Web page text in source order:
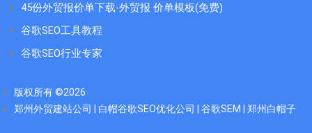
45份外贸报价单下载-外贸报 价单模板(免费)
谷歌SEO工具教程
谷歌SEO行业专家
版权所有 ©2026
郑州外贸建站公司 | 白帽谷歌SEO优化公司 | 谷歌SEM | 郑州白帽子